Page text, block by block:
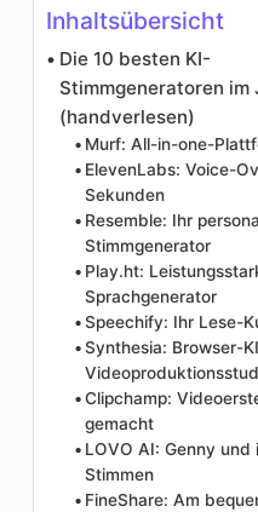
Inhaltsübersicht
Die 10 besten KI-
Stimmgeneratoren im
(handverlesen)
Murf: All-in-one-
ElevenLabs: Voice-
Sekunden
Resemble: Ihr
Stimmgenerator
Play.ht:
Sprachgenerator
Speechify: Ihr Lese-
Synthesia: Browser-
Clipchamp:
gemacht
LOVO AI: Genny und
Stimmen
FineShare: Am